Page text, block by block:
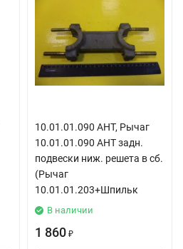
10.01.01.090 АНТ, Рычаг
10.01.01.090 АНТ задн.
подвески ниж. решета в сб.
(Рычаг
10.01.01.203+Шпильк
В наличии
1 860 ₽